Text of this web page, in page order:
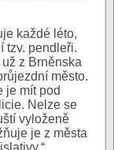
každé léto,
tzv. pendleři.
z Brněnska
město.
je mít pod
Nelze se
vyloženě
je z města